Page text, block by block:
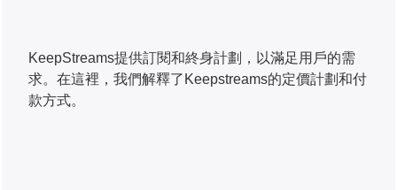
KeepStreams提供訂閱和終身計劃，以滿足用戶的需
求。在這裡，我們解釋了Keepstreams的定價計劃和付
款方式。